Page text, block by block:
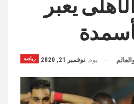
يعبر
رياضة يوم نوفمبر 21, 2020